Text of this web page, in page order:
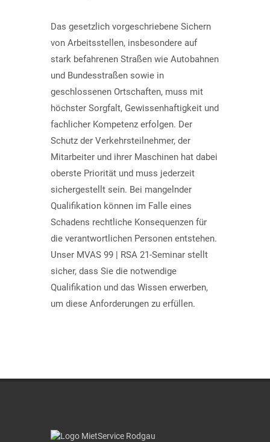
Das gesetzlich vorgeschriebene Sichern
von Arbeitsstellen, insbesondere auf
stark befahrenen Straßen wie Autobahnen
und Bundesstraßen sowie in
geschlossenen Ortschaften, muss mit
höchster Sorgfalt, Gewissenhaftigkeit und
fachlicher Kompetenz erfolgen. Der
Schutz der Verkehrsteilnehmer, der
Mitarbeiter und ihrer Maschinen hat dabei
oberste Priorität und muss jederzeit
sichergestellt sein. Bei mangelnder
Qualifikation können im Falle eines
Schadens rechtliche Konsequenzen für
die verantwortlichen Personen entstehen.
Unser MVAS 99 | RSA 21-Seminar stellt
sicher, dass Sie die notwendige
Qualifikation und das Wissen erwerben,
um diese Anforderungen zu erfüllen.